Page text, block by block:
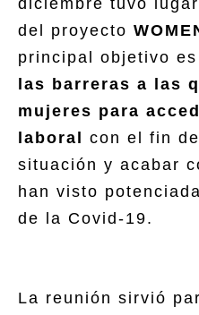
diciembre tuvo
del proyecto
principal objetivo es
las barreras a las
mujeres para
laboral
con el fin
situación y acabar
han visto
de la Covid-19.
La reunión sirvió